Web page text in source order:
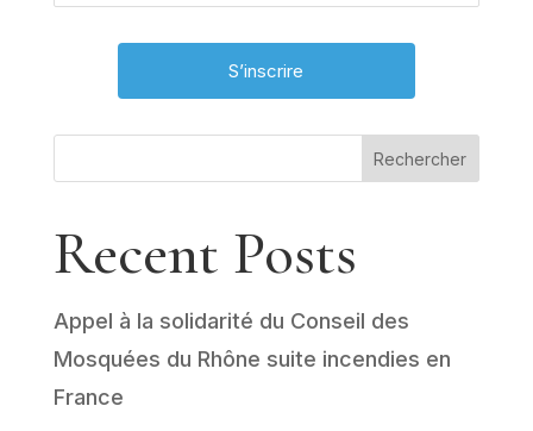
Rechercher
Recent Posts
Appel à la solidarité du Conseil des
Mosquées du Rhône suite incendies en
France